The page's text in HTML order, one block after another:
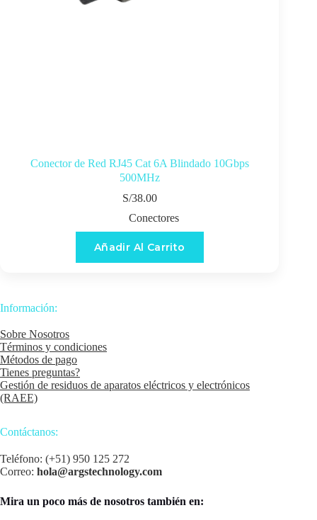
Conector de Red RJ45 Cat 6A Blindado 10Gbps
500MHz
S/38.00
Conectores
Añadir Al Carrito
Información:
Sobre Nosotros
Términos y condiciones
Métodos de pago
Tienes preguntas?
Gestión de residuos de aparatos eléctricos y electrónicos
(RAEE)
Contáctanos:
Teléfono: (+51) 950 125 272
Correo: hola@argstechnology.com
Mira un poco más de nosotros también en: